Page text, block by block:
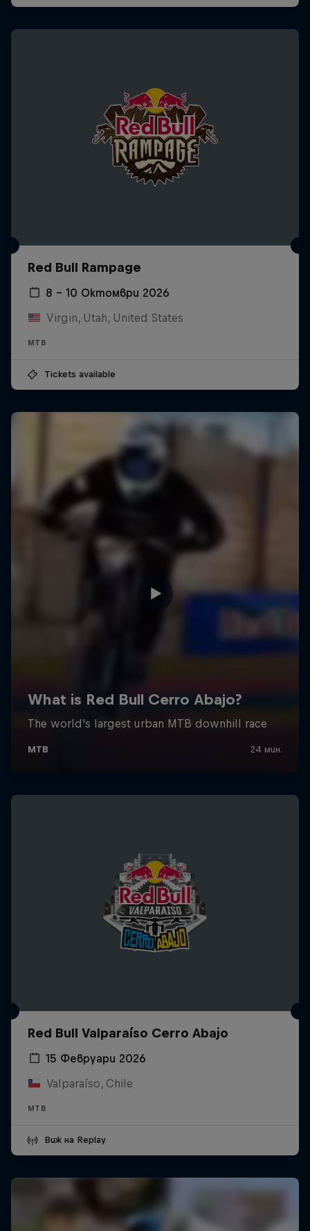
Red Bull Rampage
8 – 10 Октомври 2026
Virgin, Utah, United States
MTB
Tickets available
Red Bull Valparaíso Cerro Abajo
15 Февруари 2026
Valparaíso, Chile
MTB
Виж на Replay